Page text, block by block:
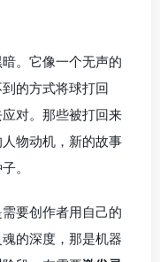
。它像一个无声的
的方式将球打回
对。那些被打回来
物动机，新的故事
。
要创作者用自己的
的深度，那是机器